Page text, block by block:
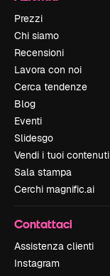
Prezzi
Chi siamo
Recensioni
Lavora con noi
Cerca tendenze
Blog
Eventi
Slidesgo
Vendi i tuoi contenuti
Sala stampa
Cerchi magnific.ai
Contattaci
Assistenza clienti
Instagram